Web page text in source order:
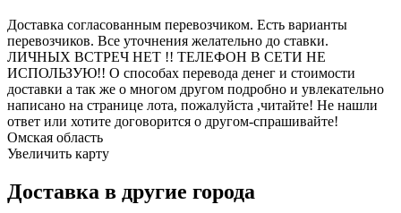
Доставка согласованным перевозчиком. Есть варианты
перевозчиков. Все уточнения желательно до ставки.
ЛИЧНЫХ ВСТРЕЧ НЕТ !! ТЕЛЕФОН В СЕТИ НЕ
ИСПОЛЬЗУЮ!! О способах перевода денег и стоимости
доставки а так же о многом другом подробно и увлекательно
написано на странице лота, пожалуйста ,читайте! Не нашли
ответ или хотите договорится о другом-спрашивайте!
Омская область
Увеличить карту
Доставка в другие города